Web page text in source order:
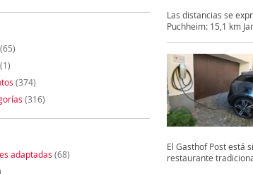
(65)
(1)
(374)
(316)
adaptadas (68)
Las distancias se
Puchheim: 15,1 km
El Gasthof Post está
restaurante